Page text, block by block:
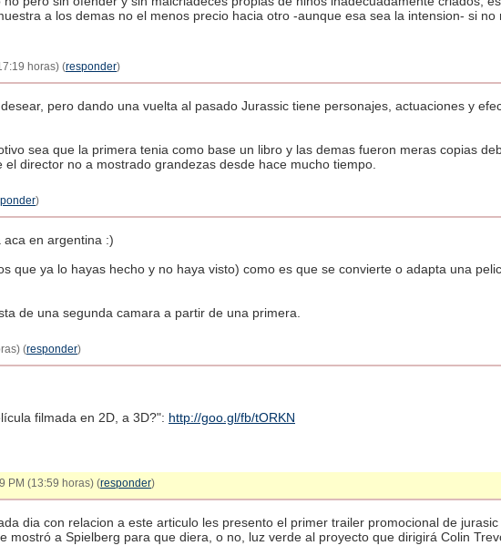
a los demas no el menos precio hacia otro -aunque esa sea la intension- si no
horas) (responder)
pero dando una vuelta al pasado Jurassic tiene personajes, actuaciones y
sea que la primera tenia como base un libro y las demas fueron meras copias
director no a mostrado grandezas desde hace mucho tiempo.
)
en argentina :)
que ya lo hayas hecho y no haya visto) como es que se convierte o adapta una
de una segunda camara a partir de una primera.
(responder)
filmada en 2D, a 3D?": http://goo.gl/fb/tORKN
PM (13:59 horas) (responder)
dia con relacion a este articulo les presento el primer trailer promocional de jurasic
mostró a Spielberg para que diera, o no, luz verde al proyecto que dirigirá Colin